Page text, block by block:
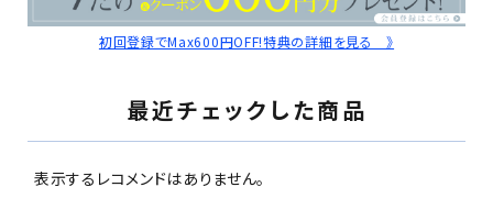
初回登録でMax600円OFF!特典の詳細を見る 》
最近チェックした商品
表示するレコメンドはありません。